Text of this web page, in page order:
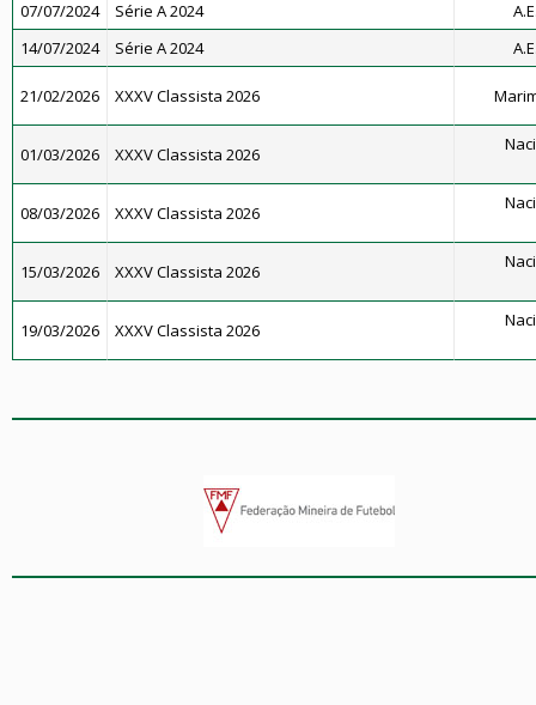
07/07/2024
Série A 2024
14/07/2024
Série A 2024
21/02/2026 XXXV Classista 2026
01/03/2026 XXXV Classista 2026
08/03/2026 XXXV Classista 2026
15/03/2026 XXXV Classista 2026
19/03/2026 XXXV Classista 2026